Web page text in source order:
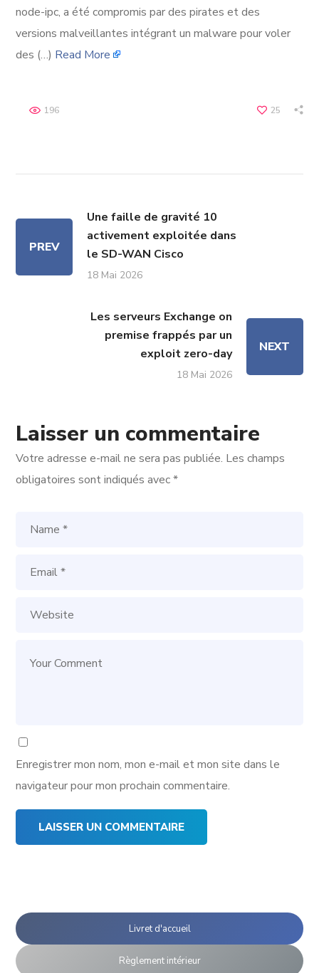
node-ipc, a été compromis par des pirates et des
versions malveillantes intégrant un malware pour voler
des (…) Read More
25
196
PREV
Une faille de gravité 10
activement exploitée dans
le SD-WAN Cisco
18 Mai 2026
Les serveurs Exchange on
premise frappés par un
exploit zero-day
18 Mai 2026
NEXT
Laisser un commentaire
Votre adresse e-mail ne sera pas publiée. Les champs
obligatoires sont indiqués avec*
Enregistrer mon nom, mon e-mail et mon site dans le
navigateur pour mon prochain commentaire.
Livret d'accueil
Règlement intérieur